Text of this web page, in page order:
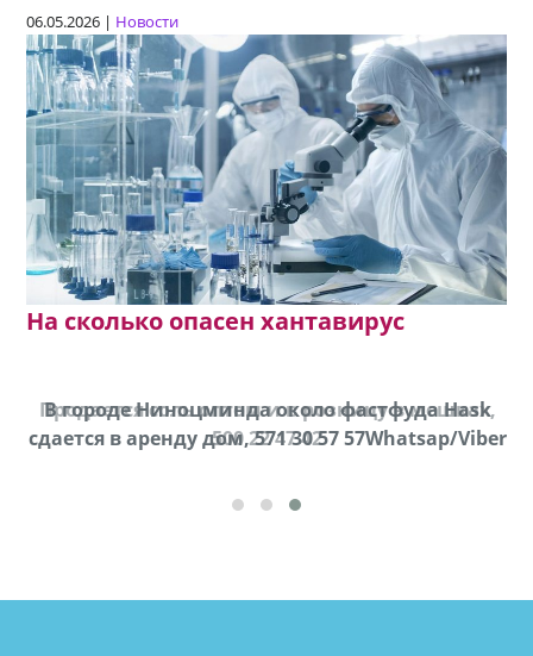
06.05.2026 | Новости
На сколько опасен хантавирус
Продается соль оптом и в розницу в мешках,
500 22 47 42
В городе Ниноцминда около фастфуда Hask
cдается в аренду дом, 571 30 57 57Whatsap/Viber